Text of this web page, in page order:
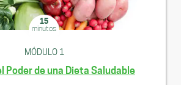
15
minutos
MÓDULO 1
Poder de una Dieta Saludable